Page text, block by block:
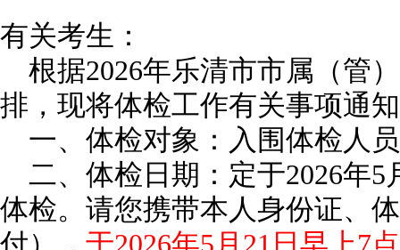
有关考生：
根据2026年乐清市市属（管
排，现将体检工作有关事项通
一、体检对象：入围体检人
二、体检日期：定于2026年
体检。请您携带本人身份证、